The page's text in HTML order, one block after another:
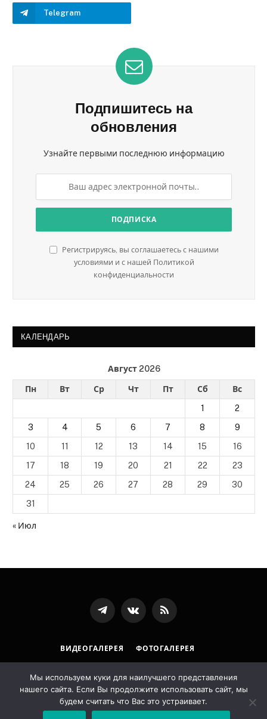
Telegram
Подпишитесь на
обновления
Узнайте первыми последнюю информацию
Регистрируясь, вы соглашаетесь с нашими
условиями и с нашей Политикой
конфиденциальности
КАЛЕНДАРЬ
Август 2026
Пн Вт Ср Чт Пт Сб
Вс
1
2
3
4 5 6 7 8
9
10
11 12 13 14 15
16
17
18 19 20 21 22
23
24
25 26 27 28 29
30
31
« Июл
ТелеграммВКонтактеRSS-
ВИДЕОГАЛЕРЕЯ ФОТОГАЛЕРЕЯ
© 2026 Государственная архивная служба Республики
Ингушетия. Designed byLostArt .
Мы используем куки для наилучшего представления
нашего сайта. Если Вы продолжите использовать сайт, мы
будем считать что Вас это устраивает.